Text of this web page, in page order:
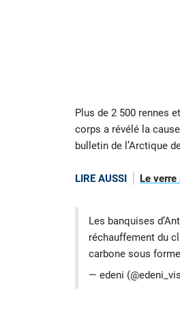
Plus de 2 500 rennes
corps a révélé la
bulletin de l’Arctique
LIRE AUSSI Le
Les banquises
réchauffement du
carbone sous
— edeni